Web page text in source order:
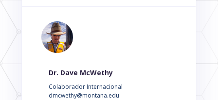
Dr. Dave McWethy
Colaborador Internacional
dmcwethy@montana.edu